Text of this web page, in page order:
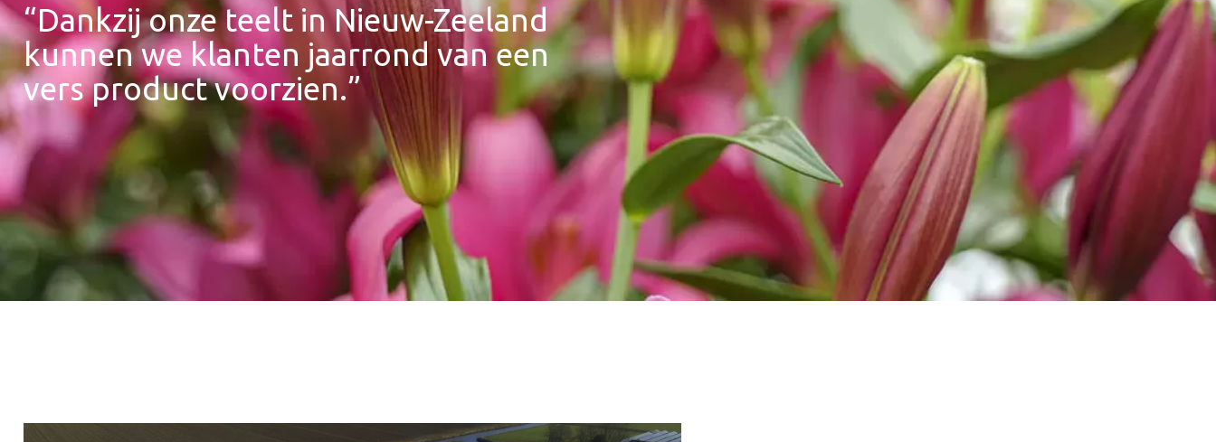
“Dankzij onze teelt in Nieuw-Zeeland
kunnen we klanten jaarrond van een
vers product voorzien.”